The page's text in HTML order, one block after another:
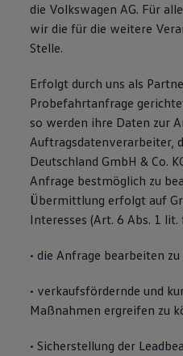
die Volkswagen AG. Für
wir die für die weitere
Stelle.
Erfolgt durch uns als
Probefahrtanfrage
so werden ihre Daten zur
Auftragsdatenverarbeiter,
Deutschland GmbH & Co.
Anfrage bestmöglich zu
Übermittlung erfolgt auf
Interesses (Art. 6 Abs. 1 lit.
• die Anfrage bearbeiten
• verkaufsfördernde und
Maßnahmen ergreifen zu
• Sicherstellung der